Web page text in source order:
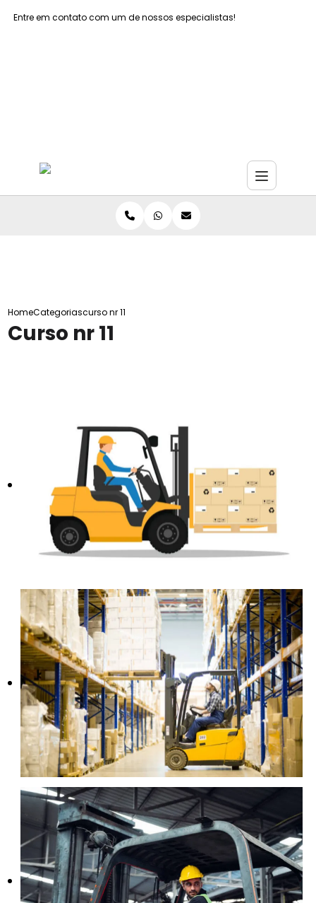
Entre em contato com um de nossos especialistas!
HomeCategoriascurso nr 11
Curso nr 11